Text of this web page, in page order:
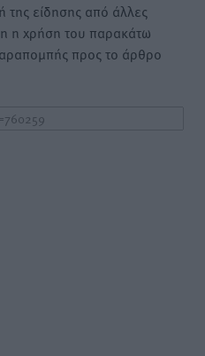
της είδησης από άλλες
η χρήση του παρακάτω
προς το άρθρο